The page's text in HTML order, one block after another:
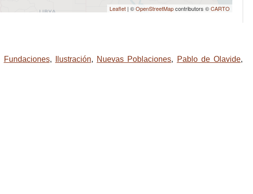
Leaflet | ©OpenStreetMapcontributors ©CARTO
Fundaciones, Ilustración, Nuevas Poblaciones, Pablo de Olavide,